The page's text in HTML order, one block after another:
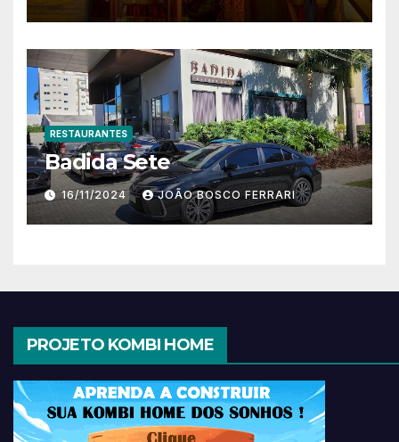
RESTAURANTES
Badida Sete
16/11/2024 JOÃO BOSCO FERRARI
PROJETO KOMBI HOME